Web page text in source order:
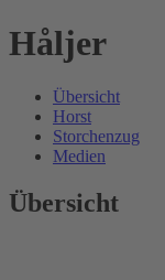
Håljer
Übersicht
Horst
Storchenzug
Medien
Übersicht